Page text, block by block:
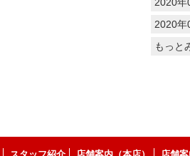
2020年
もっと